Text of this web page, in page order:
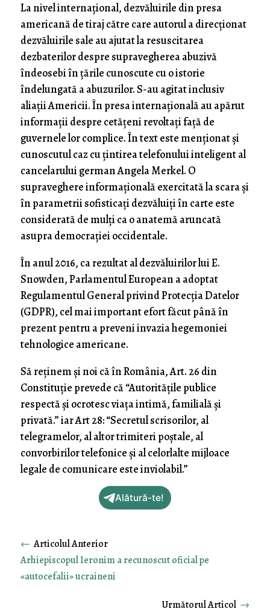
La nivel internațional, dezvăluirile din presa
americană de tiraj către care autorul a direcționat
dezvăluirile sale au ajutat la resuscitarea
dezbaterilor despre supravegherea abuzivă
îndeosebi în țările cunoscute cu o istorie
îndelungată a abuzurilor. S-au agitat inclusiv
aliații Americii. În presa internațională au apărut
informații despre cetățeni revoltați față de
guvernele lor complice. În text este menționat și
cunoscutul caz cu țintirea telefonului inteligent al
cancelarului german Angela Merkel. O
supraveghere informațională exercitată la scara și
în parametrii sofisticați dezvăluiți în carte este
considerată de mulți ca o anatemă aruncată
asupra democrației occidentale.
În anul 2016, ca rezultat al dezvăluirilor lui E.
Snowden, Parlamentul European a adoptat
Regulamentul General privind Protecția Datelor
(GDPR), cel mai important efort făcut până în
prezent pentru a preveni invazia hegemoniei
tehnologice americane.
Să reținem și noi că în România, Art. 26 din
Constituție prevede că “Autorităţile publice
respectă şi ocrotesc viaţa intimă, familială şi
privată.” iar Art 28: “Secretul scrisorilor, al
telegramelor, al altor trimiteri poştale, al
convorbirilor telefonice şi al celorlalte mijloace
legale de comunicare este inviolabil.”
Alătură-te!
←
Arhiepiscopul Ieronim a recunoscut oficial pe
«autocefalii» ucraineni
→